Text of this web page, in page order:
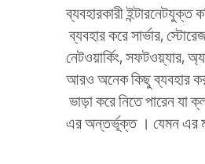
ব্যবহারকারী ইন্টারনেটযুক্ত
ব্যবহার করে সার্ভার,
নেটওয়ার্কিং, সফটওয়্যার,
আরও অনেক কিছু ব্যবহার
ভাড়া করে নিতে পারেন যা
এর অন্তর্ভূক্ত । যেমন এর